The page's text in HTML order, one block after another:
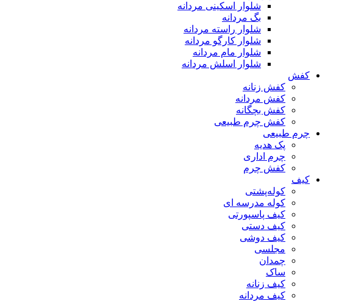
شلوار اسکینی مردانه
بگ مردانه
شلوار راسته مردانه
شلوار کارگو مردانه
شلوار مام مردانه
شلوار اسلش مردانه
کفش
کفش زنانه
کفش مردانه
کفش بچگانه
کفش چرم طبیعی
چرم طبیعی
پک هدیه
چرم اداری
کفش چرم
کیف
کوله‌پشتی
کوله مدرسه ای
کیف پاسپورتی
کیف دستی
کیف دوشی
مجلسی
چمدان
ساک
کیف زنانه
کیف مردانه